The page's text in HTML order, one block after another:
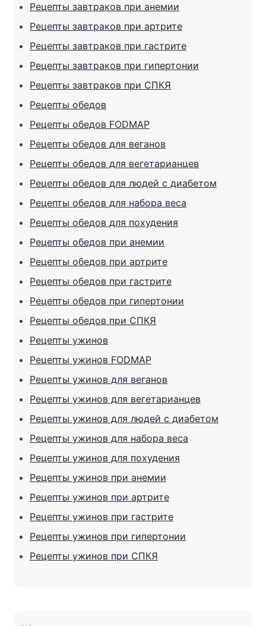
Рецепты завтраков при анемии
Рецепты завтраков при артрите
Рецепты завтраков при гастрите
Рецепты завтраков при гипертонии
Рецепты завтраков при СПКЯ
Рецепты обедов
Рецепты обедов FODMAP
Рецепты обедов для веганов
Рецепты обедов для вегетарианцев
Рецепты обедов для людей с диабетом
Рецепты обедов для набора веса
Рецепты обедов для похудения
Рецепты обедов при анемии
Рецепты обедов при артрите
Рецепты обедов при гастрите
Рецепты обедов при гипертонии
Рецепты обедов при СПКЯ
Рецепты ужинов
Рецепты ужинов FODMAP
Рецепты ужинов для веганов
Рецепты ужинов для вегетарианцев
Рецепты ужинов для людей с диабетом
Рецепты ужинов для набора веса
Рецепты ужинов для похудения
Рецепты ужинов при анемии
Рецепты ужинов при артрите
Рецепты ужинов при гастрите
Рецепты ужинов при гипертонии
Рецепты ужинов при СПКЯ